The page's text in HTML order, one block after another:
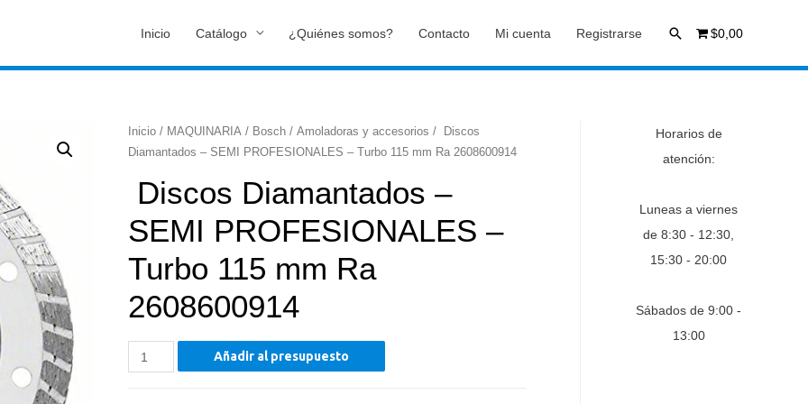
Inicio Catálogo ¿Quiénes somos? Contacto Mi cuenta Registrarse Buscar$0,00
Inicio/ MAQUINARIA/ Bosch/ Amoladoras y accesorios / Discos
Diamantados – SEMI PROFESIONALES – Turbo 115 mm Ra 2608600914
Discos Diamantados –
SEMI PROFESIONALES –
Turbo 115 mm Ra
2608600914
Discos
Diamantados
Añadir al presupuesto
Horarios de
atención:
Luneas a viernes
de 8:30 - 12:30,
15:30 - 20:00
Sábados de 9:00 -
13:00